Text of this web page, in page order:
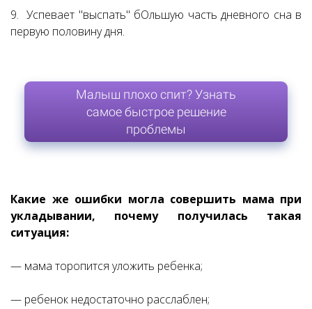
9. Успевает "выспать" бОльшую часть дневного сна в
первую половину дня.
Малыш плохо спит? Узнать
самое быстрое решение
проблемы
Какие же ошибки могла совершить мама при
укладывании, почему получилась такая
ситуация:
— мама торопится уложить ребенка;
— ребенок недостаточно расслаблен;